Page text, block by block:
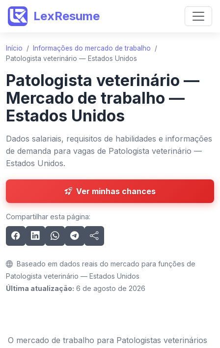
LexResume
Início / Informações do mercado de trabalho
/
Patologista veterinário — Estados Unidos
Patologista veterinário —
Mercado de trabalho —
Estados Unidos
Dados salariais, requisitos de habilidades e informações
de demanda para vagas de Patologista veterinário —
Estados Unidos.
Ver minhas chances
Compartilhar esta página:
Baseado em dados reais do mercado para funções de
Patologista veterinário — Estados Unidos
Última atualização: 6 de agosto de 2026
O mercado de trabalho para Patologistas veterinários